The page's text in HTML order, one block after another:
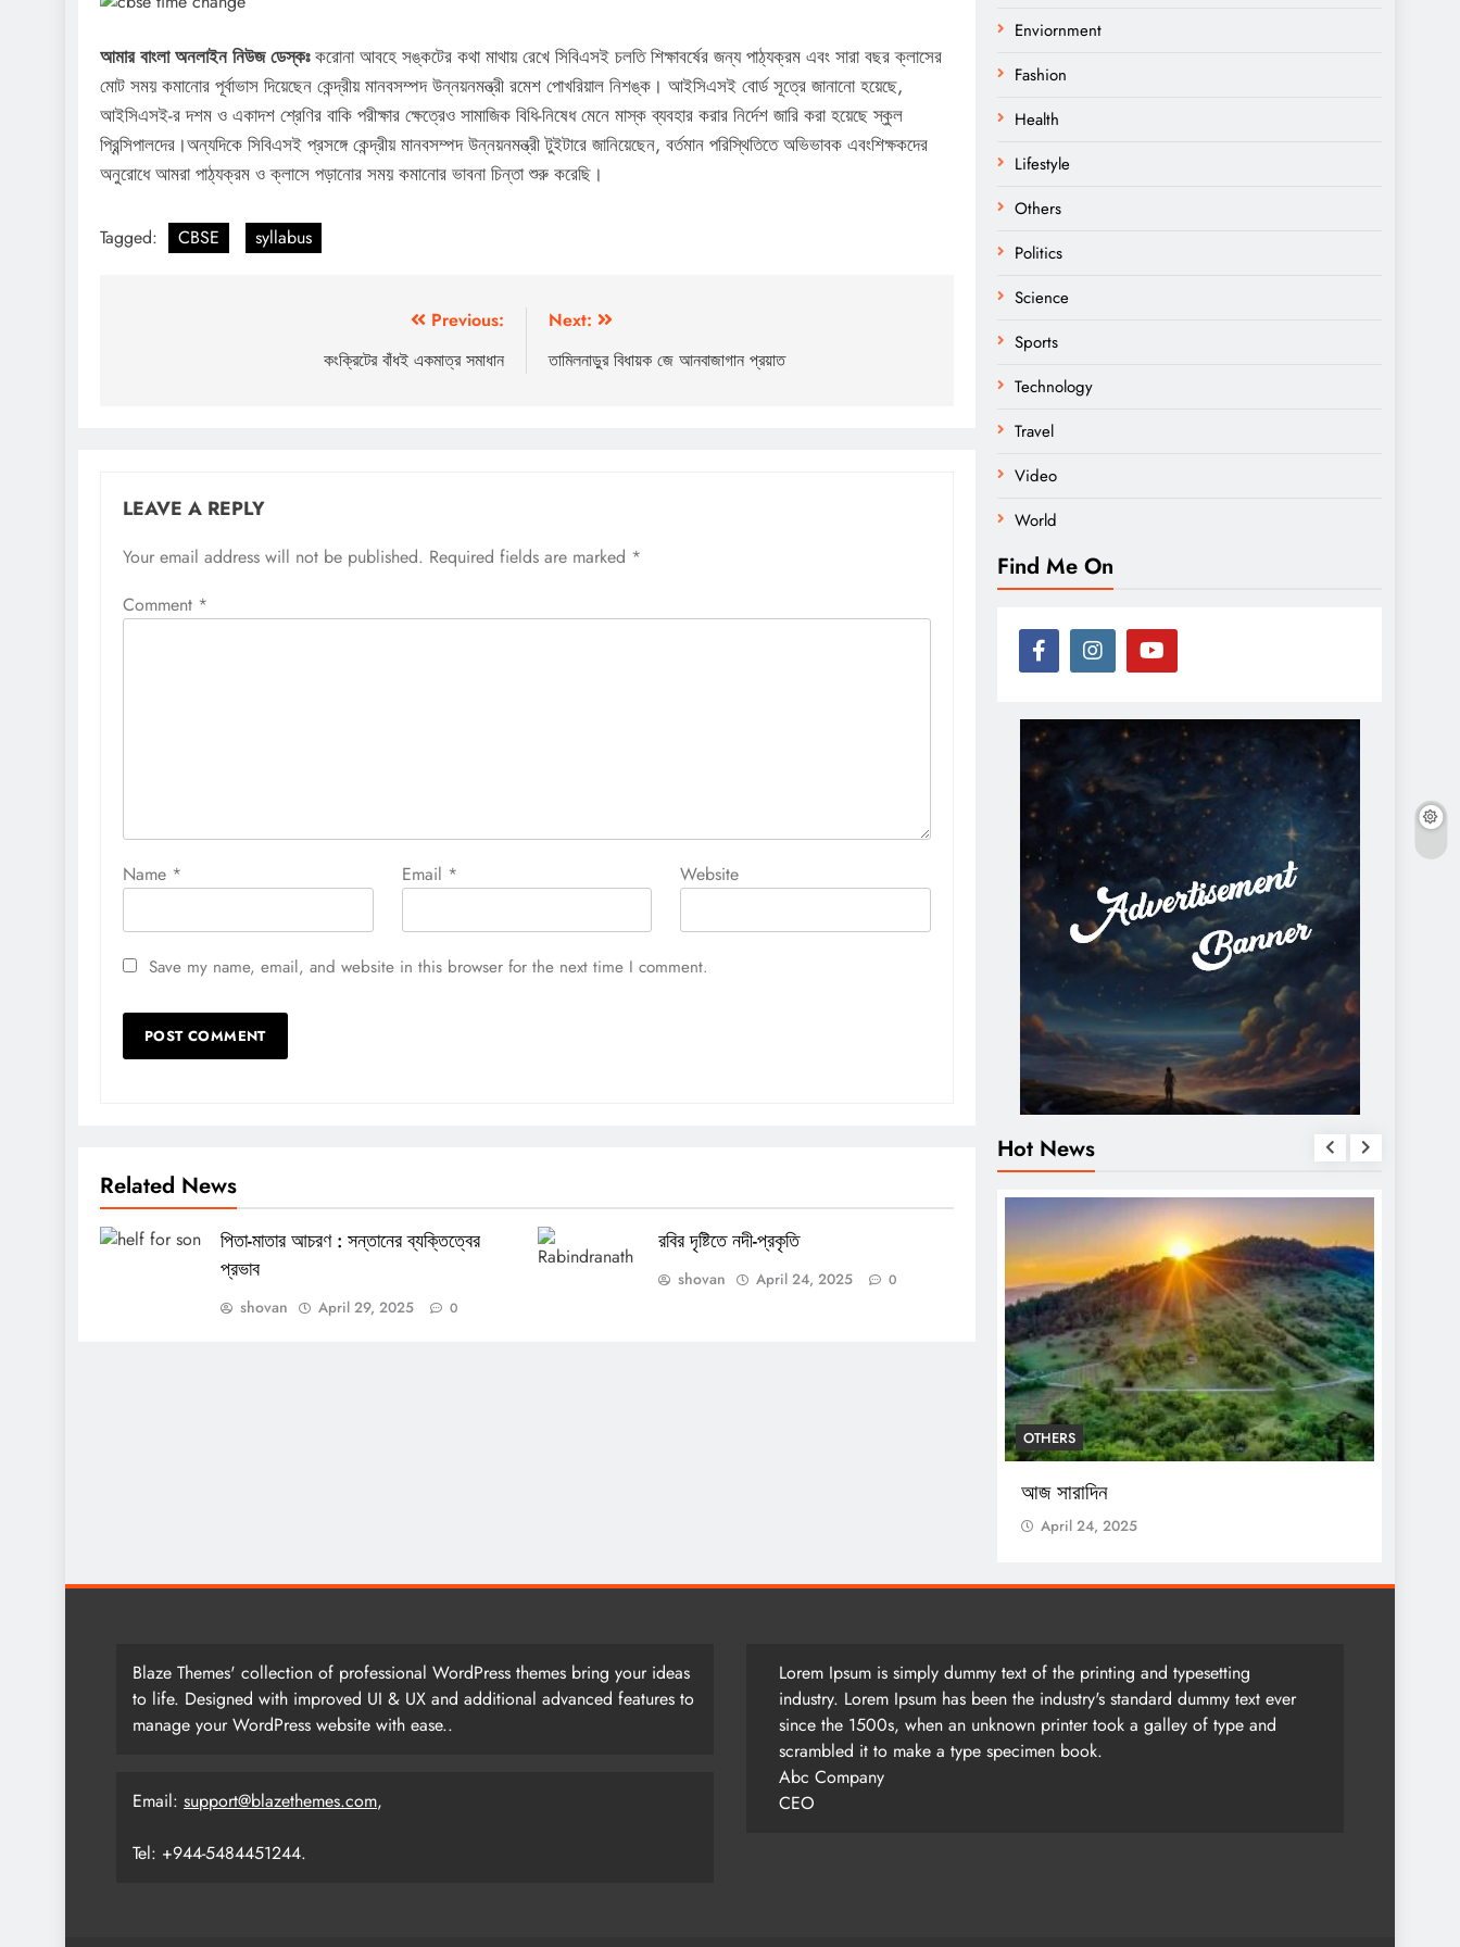
আমার বাংলা অনলাইন নিউজ ডেস্কঃকরোনা আবহে সঙ্কটের কথা মাথায় রেখে সিবিএসই চলতি শিক্ষাবর্ষের জন্য পাঠ্যক্রম এবং সারা বছর ক্লাসের
মোট সময় কমানোর পূর্বাভাস দিয়েছেন কেন্দ্রীয় মানবসম্পদ উন্নয়নমন্ত্রী রমেশ পোখরিয়াল নিশঙ্ক। আইসিএসই বোর্ড সূত্রে জানানো হয়েছে,
আইসিএসই-র দশম ও একাদশ শ্রেণির বাকি পরীক্ষার ক্ষেত্রেও সামাজিক বিধি-নিষেধ মেনে মাস্ক ব্যবহার করার নির্দেশ জারি করা হয়েছে স্কুল
প্রিন্সিপালদের।অন্যদিকে সিবিএসই প্রসঙ্গে কেন্দ্রীয় মানবসম্পদ উন্নয়নমন্ত্রী টুইটারে জানিয়েছেন, বর্তমান পরিস্থিতিতে অভিভাবক এবংশিক্ষকদের
অনুরোধে আমরা পাঠ্যক্রম ও ক্লাসে পড়ানোর সময় কমানোর ভাবনা চিন্তা শুরু করেছি।
Tagged: CBSE syllabus
Previous:
কংক্রিটের বাঁধই একমাত্র সমাধান
Next:
তামিলনাড়ুর বিধায়ক জে আনবাজাগান প্রয়াত
LEAVE A REPLY
Your email address will not be published. Required fields are marked *
Comment *
Name * Email * Website
Save my name, email, and website in this browser for the next time I comment.
Related News
পিতা-মাতার আচরণ : সন্তানের ব্যক্তিত্বের
প্রভাব
shovan April 29, 2025 0
রবির দৃষ্টিতে নদী-প্রকৃতি
shovan April 24, 2025 0
Enviornment
Fashion
Health
Lifestyle
Others
Politics
Science
Sports
Technology
Travel
Video
World
Find Me On
Hot News
OTHERS
আজ সারাদিন
April 24, 2025
Blaze Themes' collection of professional WordPress themes bring your ideas
to life. Designed with improved UI & UX and additional advanced features to
manage your WordPress website with ease..
Email: support@blazethemes.com,
Tel: +944-5484451244.
Lorem Ipsum is simply dummy text of the printing and typesetting
industry. Lorem Ipsum has been the industry's standard dummy text ever
since the 1500s, when an unknown printer took a galley of type and
scrambled it to make a type specimen book.
Abc Company
CEO